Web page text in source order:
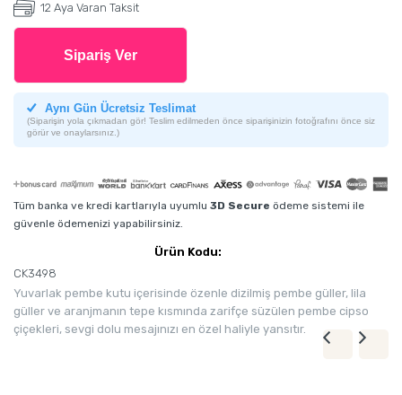
12 Aya Varan Taksit
Sipariş Ver
Aynı Gün Ücretsiz Teslimat
(Siparişin yola çıkmadan gör! Teslim edilmeden önce siparişinizin fotoğrafını önce siz
görür ve onaylarsınız.)
Tüm banka ve kredi kartlarıyla uyumlu 3D Secure ödeme sistemi ile
güvenle ödemenizi yapabilirsiniz.
Ürün Kodu:
CK3498
Yuvarlak pembe kutu içerisinde özenle dizilmiş pembe güller, lila
güller ve aranjmanın tepe kısmında zarifçe süzülen pembe cipso
çiçekleri, sevgi dolu mesajınızı en özel haliyle yansıtır.